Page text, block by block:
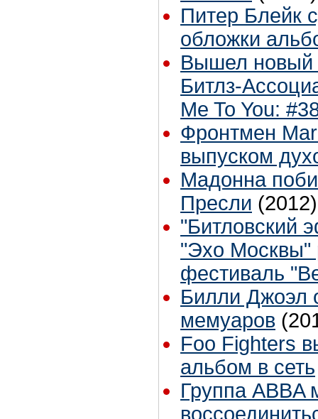
Питер Блейк
обложки
Вышел новый
Битлз-
Me To You:
Фронтмен
выпуском
Мадонна
Пресли (2012)
"Битловский
"Эхо Москвы"
фестиваль
Билли Джоэл
мемуаров
Foo Fighters
альбом в сеть
Группа ABBA